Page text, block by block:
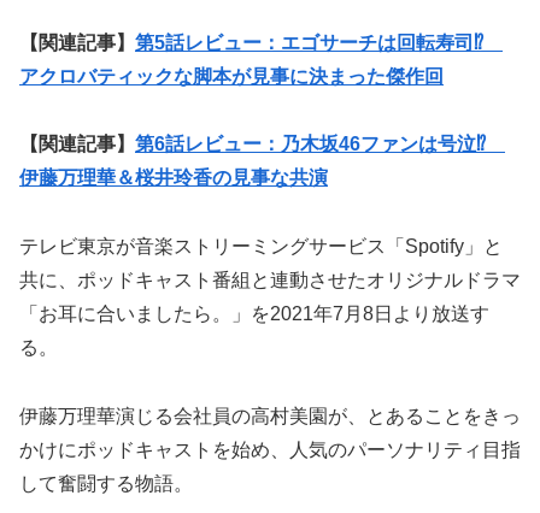
【関連記事】 第5話レビュー：エゴサーチは回転寿司⁉︎
アクロバティックな脚本が見事に決まった傑作回
【関連記事】 第6話レビュー：乃木坂46ファンは号泣⁉
伊藤万理華＆桜井玲香の見事な共演
テレビ東京が音楽ストリーミングサービス「Spotify」と
共に、ポッドキャスト番組と連動させたオリジナルドラマ
「お耳に合いましたら。」を2021年7月8日より放送す
る。
伊藤万理華演じる会社員の高村美園が、とあることをきっ
かけにポッドキャストを始め、人気のパーソナリティ目指
して奮闘する物語。